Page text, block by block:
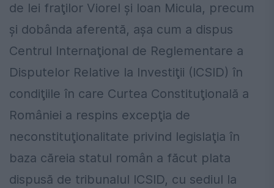
de lei fraţilor Viorel şi Ioan Micula, precum
şi dobânda aferentă, aşa cum a dispus
Centrul Internaţional de Reglementare a
Disputelor Relative la Investiţii (ICSID) în
condiţiile în care Curtea Constituţională a
României a respins excepţia de
neconstituţionalitate privind legislaţia în
baza căreia statul român a făcut plata
dispusă de tribunalul ICSID, cu sediul la